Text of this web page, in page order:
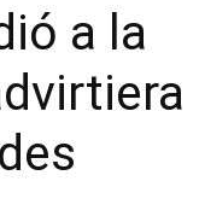
a la